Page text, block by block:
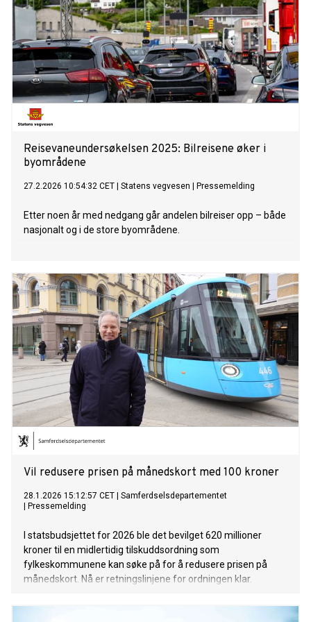
Reisevaneundersøkelsen 2025: Bilreisene øker i
byområdene
27.2.2026 10:54:32 CET Statens vegvesen Pressemelding
Etter noen år med nedgang går andelen bilreiser opp – både
nasjonalt og i de store byområdene.
Vil redusere prisen på månedskort med 100 kroner
28.1.2026 15:12:57 CET
Samferdselsdepartementet
Pressemelding
I statsbudsjettet for 2026 ble det bevilget 620 millioner
kroner til en midlertidig tilskuddsordning som
fylkeskommunene kan søke på for å redusere prisen på
månedskort. Nå er retningslinjene for ordningen klar.